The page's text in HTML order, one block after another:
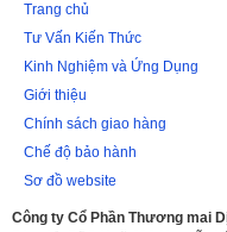
Trang chủ
Tư Vấn Kiến Thức
Kinh Nghiệm và Ứng Dụng
Giới thiệu
Chính sách giao hàng
Chế độ bảo hành
Sơ đồ website
Công ty Cổ Phần Thương mai